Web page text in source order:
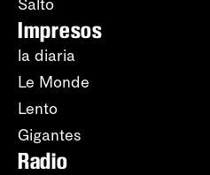
Salto
Impresos
la diaria
Le Monde
Lento
Gigantes
Radio